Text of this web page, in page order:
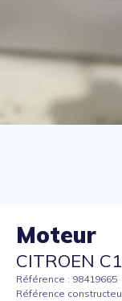
Moteur
CITROEN
Référence : 98419665
Référence